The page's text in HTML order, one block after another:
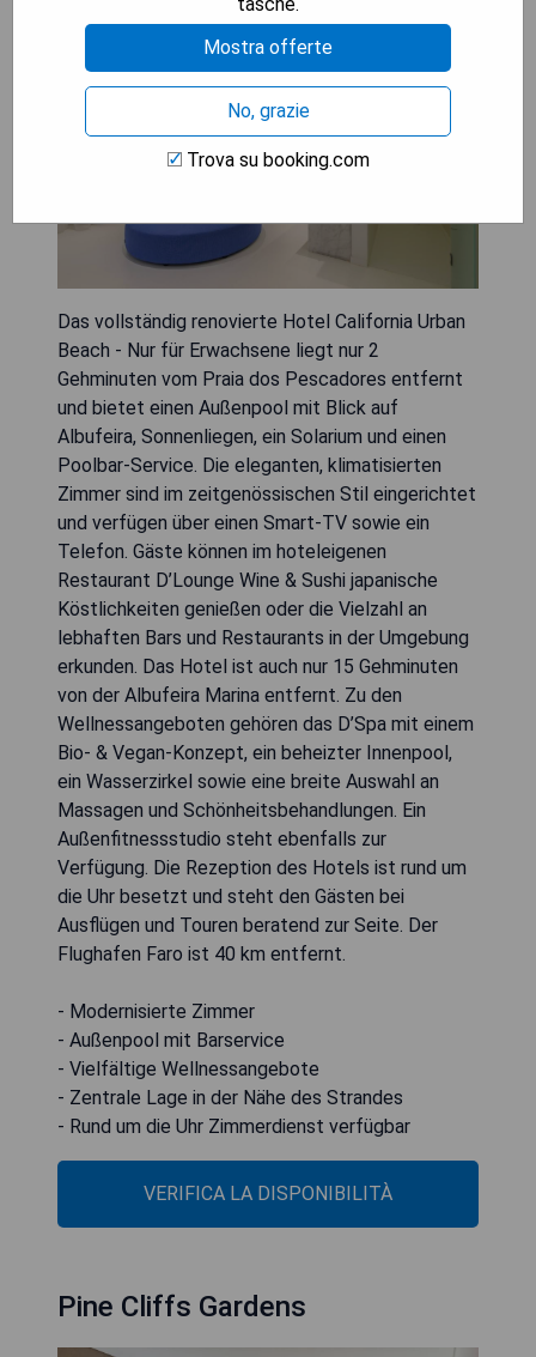
Das vollständig renovierte Hotel California Urban
Beach - Nur für Erwachsene liegt nur 2
Gehminuten vom Praia dos Pescadores entfernt
und bietet einen Außenpool mit Blick auf
Albufeira, Sonnenliegen, ein Solarium und einen
Poolbar-Service. Die eleganten, klimatisierten
Zimmer sind im zeitgenössischen Stil eingerichtet
und verfügen über einen Smart-TV sowie ein
Telefon. Gäste können im hoteleigenen
Restaurant D’Lounge Wine & Sushi japanische
Köstlichkeiten genießen oder die Vielzahl an
lebhaften Bars und Restaurants in der Umgebung
erkunden. Das Hotel ist auch nur 15 Gehminuten
von der Albufeira Marina entfernt. Zu den
Wellnessangeboten gehören das D’Spa mit einem
Bio- & Vegan-Konzept, ein beheizter Innenpool,
ein Wasserzirkel sowie eine breite Auswahl an
Massagen und Schönheitsbehandlungen. Ein
Außenfitnessstudio steht ebenfalls zur
Verfügung. Die Rezeption des Hotels ist rund um
die Uhr besetzt und steht den Gästen bei
Ausflügen und Touren beratend zur Seite. Der
Flughafen Faro ist 40 km entfernt.
- Modernisierte Zimmer
- Außenpool mit Barservice
- Vielfältige Wellnessangebote
- Zentrale Lage in der Nähe des Strandes
- Rund um die Uhr Zimmerdienst verfügbar
VERIFICA LA DISPONIBILITÀ
Pine Cliffs Gardens
Mostra offerte
No, grazie
Trova su booking.com